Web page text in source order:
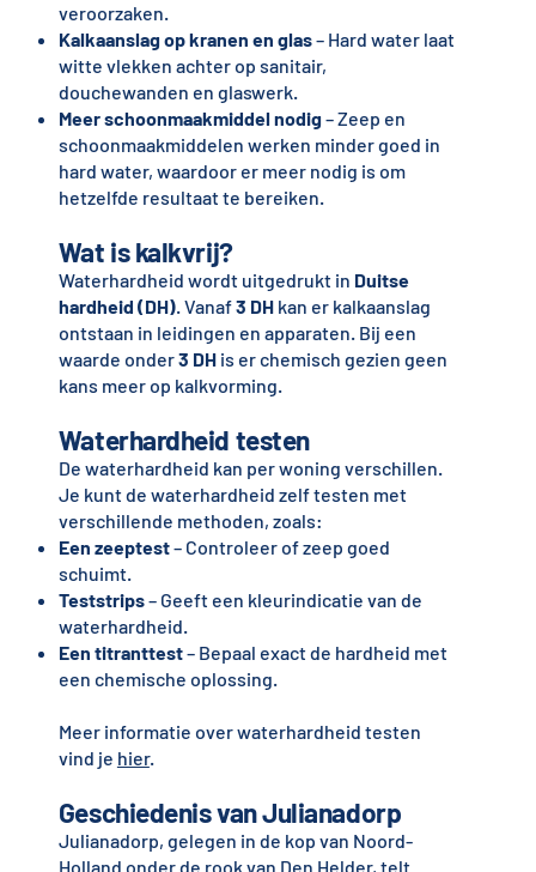
veroorzaken.
Kalkaanslag op kranen en glas– Hard water laat
witte vlekken achter op sanitair,
douchewanden en glaswerk.
Meer schoonmaakmiddel nodig– Zeep en
schoonmaakmiddelen werken minder goed in
hard water, waardoor er meer nodig is om
hetzelfde resultaat te bereiken.
Wat is kalkvrij?
Waterhardheid wordt uitgedrukt in Duitse
hardheid (DH). Vanaf3 DHkan er kalkaanslag
ontstaan in leidingen en apparaten. Bij een
waarde onder3 DHis er chemisch gezien geen
kans meer op kalkvorming.
Waterhardheid testen
De waterhardheid kan per woning verschillen.
Je kunt de waterhardheid zelf testen met
verschillende methoden, zoals:
Een zeeptest– Controleer of zeep goed
schuimt.
Teststrips– Geeft een kleurindicatie van de
waterhardheid.
Een titranttest– Bepaal exact de hardheid met
een chemische oplossing.
Meer informatie over waterhardheid testen
vind je hier.
Geschiedenis van Julianadorp
Julianadorp, gelegen in de kop van Noord-
Holland onder de rook van Den Helder, telt